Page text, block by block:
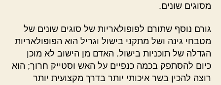
מסוגים שונים.
גורם נוסף שתורם לפופולאריות של סוגים שונים של
מטבחי גינה ושל מתקני בישול וגריל הוא הפופולאריות
הגדלה של תוכניות בישול. האדם מן הישוב לא מוכן
כיום להסתפק בכמה כנפיים על האש וסטייק חרוך; הוא
רוצה להכין בשר איכותי יותר בדרך מקצועית יותר